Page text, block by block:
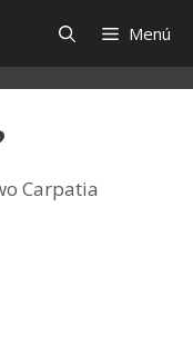
Menú
Carpatia